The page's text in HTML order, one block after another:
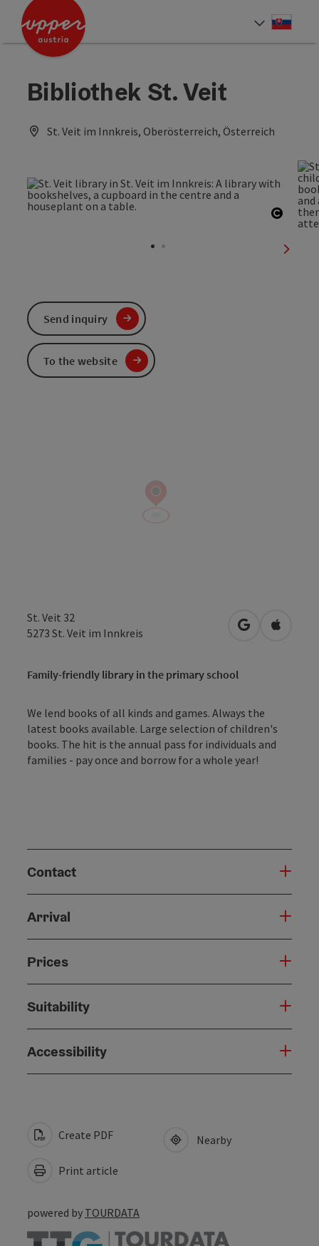
Accesskey
Accesskey
Bibliothek St. Veit
St. Veit im Innkreis, Oberösterreich, Österreich
next
St. Veit 32
5273 St. Veit im Innkreis open inOpen in
Family-friendly library in the primary school
We lend books of all kinds and games. Always the
latest books available. Large selection of children's
books. The hit is the annual pass for individuals and
families - pay once and borrow for a whole year!
Contact
Arrival
Prices
Suitability
Accessibility
Send inquiry
To the website
Create PDF
Print article
Nearby
powered by TOURDATA